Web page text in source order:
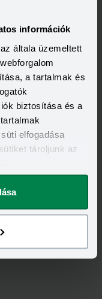
információk
általa üzemeltett
a tartalmak és
biztosítása és a
elfogadása
tároljunk az
Ft
- 13,49%
21 év
6 hónap
400 000 Ft